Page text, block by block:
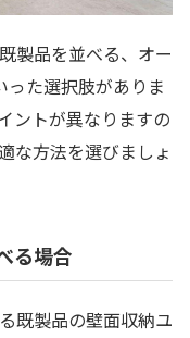
製品を並べる、オー
った選択肢がありま
ントが異なりますの
な方法を選びましょ
る場合
既製品の壁面収納ユ